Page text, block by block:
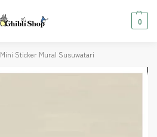
0
Mini Sticker Mural Susuwatari